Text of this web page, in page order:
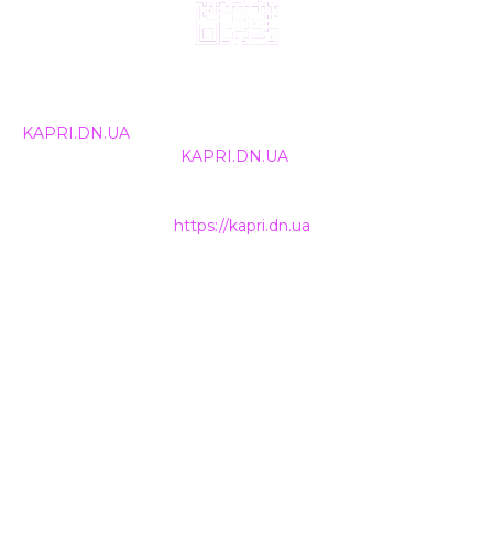
KAPRI.DN.UA
KAPRI.DN.UA
https://kapri.dn.ua